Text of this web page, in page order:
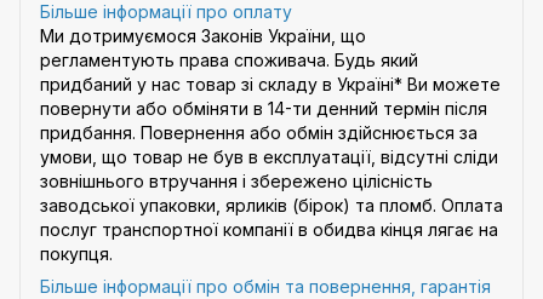
Більше інформації про оплату
Ми дотримуємося Законів України, що
регламентують права споживача. Будь який
придбаний у нас товар зі складу в Україні* Ви можете
повернути або обміняти в 14-ти денний термін після
придбання. Повернення або обмін здійснюється за
умови, що товар не був в експлуатації, відсутні сліди
зовнішнього втручання і збережено цілісність
заводської упаковки, ярликів (бірок) та пломб. Оплата
послуг транспортної компанії в обидва кінця лягає на
покупця.
Більше інформації про обмін та повернення, гарантія